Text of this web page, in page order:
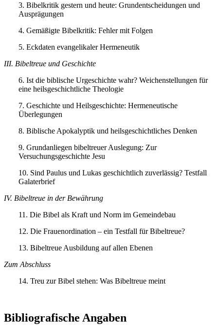
3. Bibelkritik gestern und heute: Grundentscheidungen und
Ausprägungen
4. Gemäßigte Bibelkritik: Fehler mit Folgen
5. Eckdaten evangelikaler Hermeneutik
III. Bibeltreue und Geschichte
6. Ist die biblische Urgeschichte wahr? Weichenstellungen für
eine heilsgeschichtliche Theologie
7. Geschichte und Heilsgeschichte: Hermeneutische
Überlegungen
8. Biblische Apokalyptik und heilsgeschichtliches Denken
9. Grundanliegen bibeltreuer Auslegung: Zur
Versuchungsgeschichte Jesu
10. Sind Paulus und Lukas geschichtlich zuverlässig? Testfall
Galaterbrief
IV. Bibeltreue in der Bewährung
11. Die Bibel als Kraft und Norm im Gemeindebau
12. Die Frauenordination – ein Testfall für Bibeltreue?
13. Bibeltreue Ausbildung auf allen Ebenen
Zum Abschluss
14. Treu zur Bibel stehen: Was Bibeltreue meint
Bibliografische Angaben